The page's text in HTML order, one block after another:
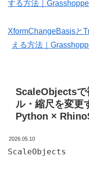
する方法｜
XformChangeBasisと
える方法｜
ScaleObjectsで
ル・縮尺を変更
Python ×
2026.05.10
ScaleObjects